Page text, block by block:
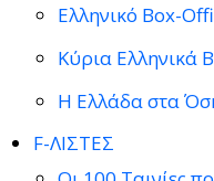
Ελληνικό Box-
Κύρια Ελληνικά
Η Ελλάδα στα
F-ΛΙΣΤΕΣ